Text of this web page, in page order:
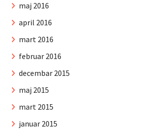
maj 2016
april 2016
mart 2016
februar 2016
decembar 2015
maj 2015
mart 2015
januar 2015